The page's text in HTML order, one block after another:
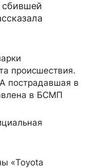
происшествия.
пострадавшая в
в БСМП
«Toyota